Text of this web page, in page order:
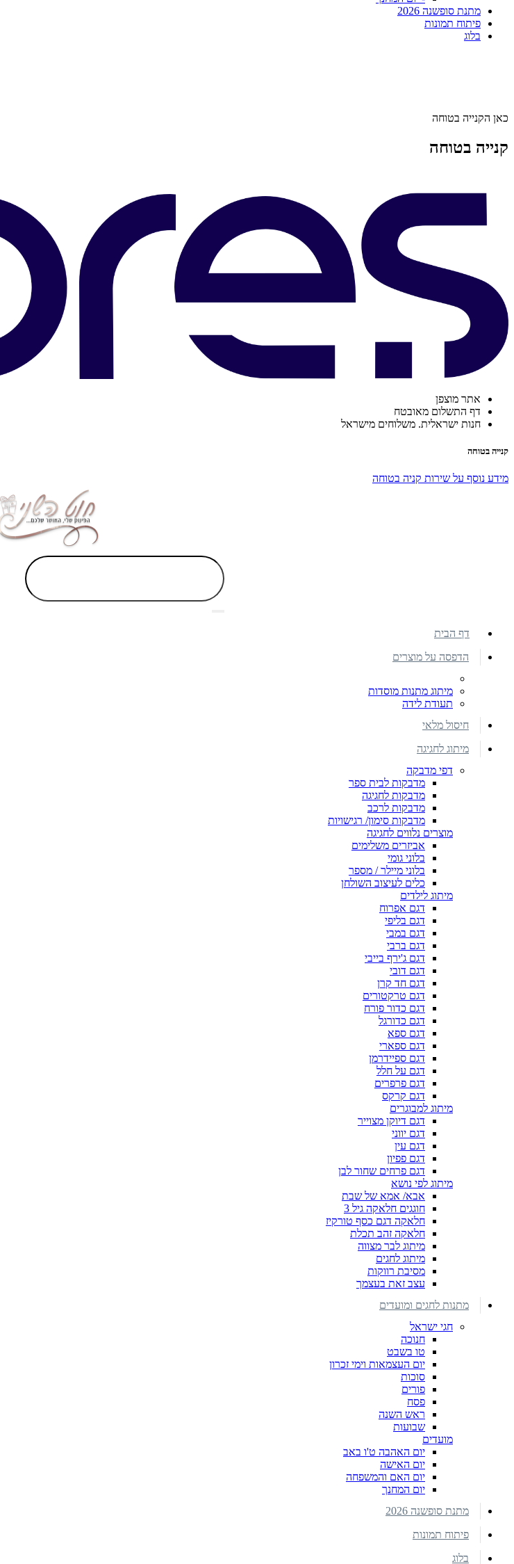
מתנת סופשנה 2026
פיתוח תמונות
בלוג
כאן הקנייה בטוחה
קנייה בטוחה
אתר מוצפן
דף התשלום מאובטח
חנות ישראלית. משלוחים מישראל
קנייה בטוחה
מידע נוסף על שירות קניה בטוחה
דף הבית
הדפסה על מוצרים
מיתוג מתנות מוסדות
תעודת לידה
חיסול מלאי
מיתוג לחגיגה
דפי מדבקה
מדבקות לבית ספר
מדבקות לחגיגה
מדבקות לרכב
מדבקות סימון/ רגישויות
מוצרים נלווים לחגיגה
אביזרים משלימים
בלוני גומי
בלוני מיילר / מספר
כלים לעיצוב השולחן
מיתוג לילדים
דגם אפרוח
דגם בליפי
דגם במבי
דגם ברבי
דגם ג'ירף בייבי
דגם דובי
דגם חד קרן
דגם טרקטורים
דגם כדור פורח
דגם כדורגל
דגם ספא
דגם ספארי
דגם ספיידרמן
דגם על חלל
דגם פרפרים
דגם קרקס
מיתוג למבוגרים
דגם דיוקן מצוייר
דגם יווני
דגם עין
דגם פפיון
דגם פרחים שחור לבן
מיתוג לפי נושא
אבא/ אמא של שבת
חוגגים חלאקה גיל 3
חלאקה דגם כסף טורקיז
חלאקה זהב תכלת
מיתוג לבר מצווה
מיתוג לחגים
מסיבת רווקות
עצב זאת בעצמך
מתנות לחגים ומועדים
חגי ישראל
חנוכה
טו בשבט
יום העצמאות וימי זכרון
סוכות
פורים
פסח
ראש השנה
שבועות
מועדים
יום האהבה ט'ו באב
יום האישה
יום האם והמשפחה
יום המחנך
מתנת סופשנה 2026
פיתוח תמונות
בלוג